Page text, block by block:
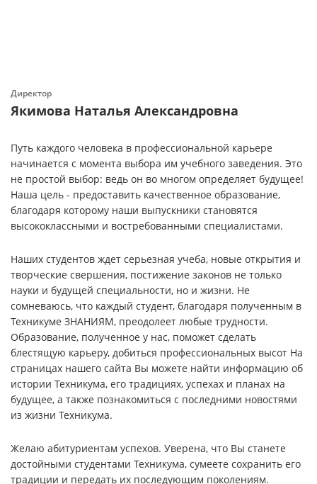
Директор
Якимова Наталья Александровна
Путь каждого человека в профессиональной карьере
начинается с момента выбора им учебного заведения. Это
не простой выбор: ведь он во многом определяет будущее!
Наша цель - предоставить качественное образование,
благодаря которому наши выпускники становятся
высококлассными и востребованными специалистами.
Наших студентов ждет серьезная учеба, новые открытия и
творческие свершения, постижение законов не только
науки и будущей специальности, но и жизни. Не
сомневаюсь, что каждый студент, благодаря полученным в
Техникуме ЗНАНИЯМ, преодолеет любые трудности.
Образование, полученное у нас, поможет сделать
блестящую карьеру, добиться профессиональных высот На
страницах нашего сайта Вы можете найти информацию об
истории Техникума, его традициях, успехах и планах на
будущее, а также познакомиться с последними новостями
из жизни Техникума.
Желаю абитуриентам успехов. Уверена, что Вы станете
достойными студентами Техникума, сумеете сохранить его
традиции и передать их последующим поколениям.